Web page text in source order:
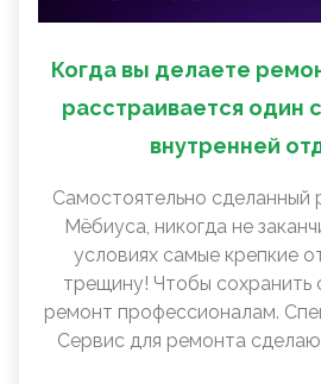
Когда вы делаете
расстраивается один
внутренней
Самостоятельно сделанный
Мëбиуса, никогда не
условиях самые крепкие
трещину! Чтобы сохранить
ремонт профессионалам.
Сервис для ремонта